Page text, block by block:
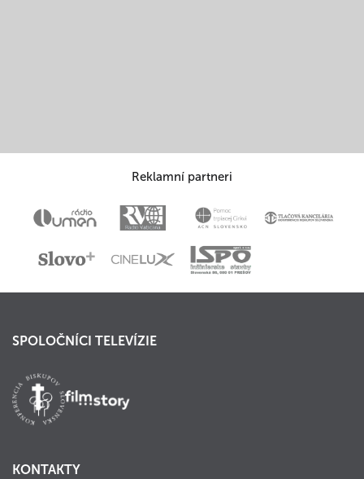
Reklamní partneri
SPOLOČNÍCI TELEVÍZIE
KONTAKTY